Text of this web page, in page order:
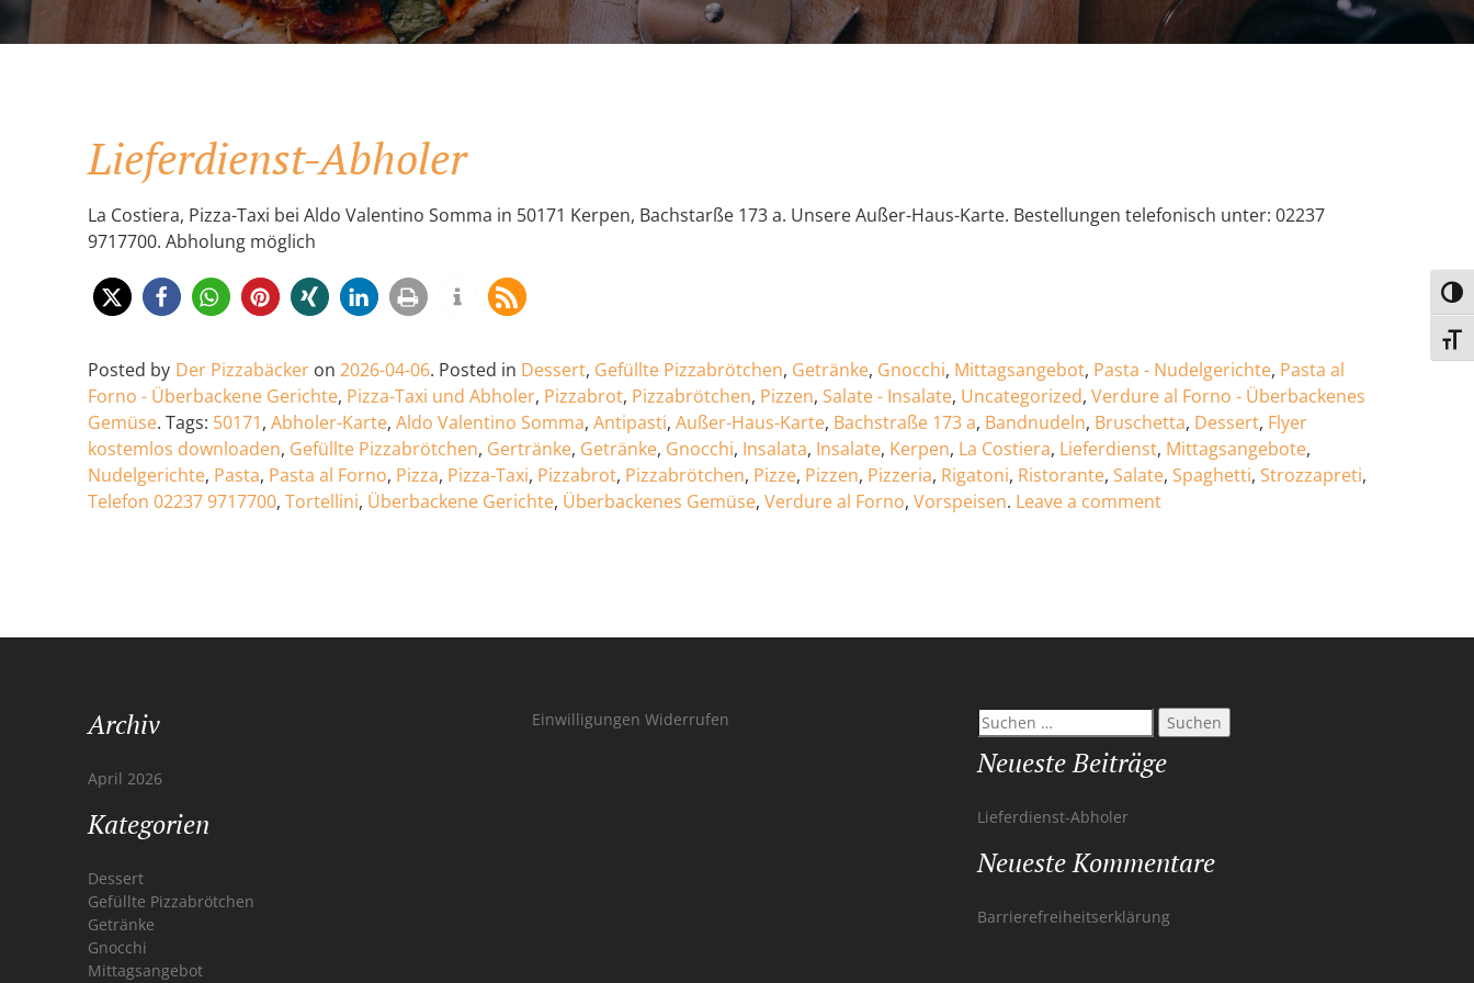
Lieferdienst-Abholer
La Costiera, Pizza-Taxi bei Aldo Valentino Somma in 50171 Kerpen, Bachstarße 173 a. Unsere Außer-Haus-Karte. Bestellungen telefonisch unter: 02237
9717700. Abholung möglich
Posted by Der Pizzabäcker on 2026-04-06. Posted in Dessert, Gefüllte Pizzabrötchen, Getränke, Gnocchi, Mittagsangebot, Pasta - Nudelgerichte, Pasta al
Forno - Überbackene Gerichte, Pizza-Taxi und Abholer, Pizzabrot, Pizzabrötchen, Pizzen, Salate - Insalate, Uncategorized, Verdure al Forno - Überbackenes
Gemüse. Tags: 50171, Abholer-Karte, Aldo Valentino Somma, Antipasti, Außer-Haus-Karte, Bachstraße 173 a, Bandnudeln, Bruschetta, Dessert, Flyer
kostemlos downloaden, Gefüllte Pizzabrötchen, Gertränke, Getränke, Gnocchi, Insalata, Insalate, Kerpen, La Costiera, Lieferdienst, Mittagsangebote,
Nudelgerichte, Pasta, Pasta al Forno, Pizza, Pizza-Taxi, Pizzabrot, Pizzabrötchen, Pizze, Pizzen, Pizzeria, Rigatoni, Ristorante, Salate, Spaghetti, Strozzapreti,
Telefon 02237 9717700, Tortellini, Überbackene Gerichte, Überbackenes Gemüse, Verdure al Forno, Vorspeisen. Leave a commenton
Archiv
April 2026
Kategorien
Dessert
Gefüllte Pizzabrötchen
Getränke
Gnocchi
Mittagsangebot
Einwilligungen Widerrufen
Suchen
nach:
Neueste Beiträge
Lieferdienst-Abholer
Neueste Kommentare
Barrierefreiheitserklärung